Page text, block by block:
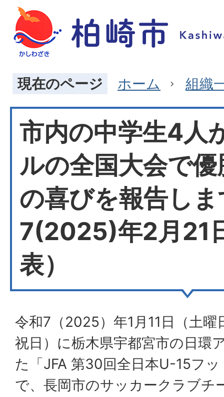
現在のページ ホーム 組織
市内の中学生4人
ルの全国大会で
の喜びを報告し
7(2025)年2月21
表）
令和7（2025）年1月11日（土曜
祝日）に栃木県宇都宮市の日環
た「JFA 第30回全日本U-15フ
で、長岡市のサッカークラブチ